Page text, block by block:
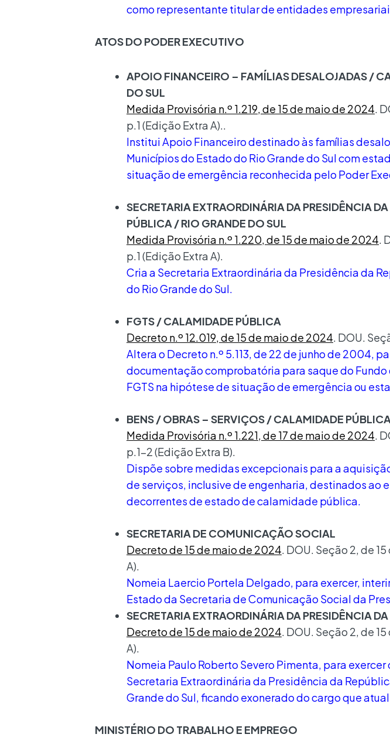
como representante titular de entidades
ATOS DO PODER EXECUTIVO
APOIO FINANCEIRO – FAMÍLIAS DESALOJADAS /
DO SUL
Medida Provisória n.º 1.219, de 15 de maio de 2024.
p.1 (Edição Extra A)..
Institui Apoio Financeiro destinado às famílias
Municípios do Estado do Rio Grande do Sul com
situação de emergência reconhecida pelo Poder
SECRETARIA EXTRAORDINÁRIA DA PRESIDÊNCIA
PÚBLICA / RIO GRANDE DO SUL
Medida Provisória n.º 1.220, de 15 de maio de 2024.
p.1 (Edição Extra A).
Cria a Secretaria Extraordinária da Presidência da
do Rio Grande do Sul.
FGTS / CALAMIDADE PÚBLICA
Decreto n.º 12.019, de 15 de maio de 2024. DOU.
Altera o Decreto n.º 5.113, de 22 de junho de 2004,
documentação comprobatória para saque do Fundo
FGTS na hipótese de situação de emergência ou
BENS / OBRAS – SERVIÇOS / CALAMIDADE PÚBLICA
Medida Provisória n.º 1.221, de 17 de maio de 2024.
p.1-2 (Edição Extra B).
Dispõe sobre medidas excepcionais para a
de serviços, inclusive de engenharia, destinados ao
decorrentes de estado de calamidade pública.
SECRETARIA DE COMUNICAÇÃO SOCIAL
Decreto de 15 de maio de 2024. DOU. Seção 2, de
A).
Nomeia Laercio Portela Delgado, para exercer,
Estado da Secretaria de Comunicação Social da
SECRETARIA EXTRAORDINÁRIA DA PRESIDÊNCIA
Decreto de 15 de maio de 2024. DOU. Seção 2, de
A).
Nomeia Paulo Roberto Severo Pimenta, para
Secretaria Extraordinária da Presidência da
Grande do Sul, ficando exonerado do cargo que
MINISTÉRIO DO TRABALHO E EMPREGO